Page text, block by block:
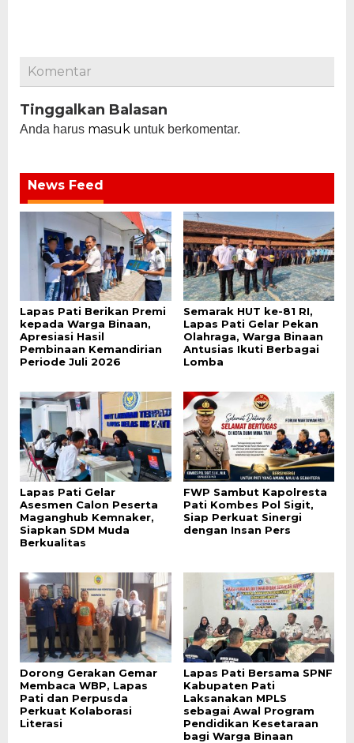
Komentar
Tinggalkan Balasan
Anda harus masuk untuk berkomentar.
News Feed
Lapas Pati Berikan Premi
kepada Warga Binaan,
Apresiasi Hasil
Pembinaan Kemandirian
Periode Juli 2026
Semarak HUT ke-81 RI,
Lapas Pati Gelar Pekan
Olahraga, Warga Binaan
Antusias Ikuti Berbagai
Lomba
Lapas Pati Gelar
Asesmen Calon Peserta
Maganghub Kemnaker,
Siapkan SDM Muda
Berkualitas
FWP Sambut Kapolresta
Pati Kombes Pol Sigit,
Siap Perkuat Sinergi
dengan Insan Pers
Dorong Gerakan Gemar
Membaca WBP, Lapas
Pati dan Perpusda
Perkuat Kolaborasi
Literasi
Lapas Pati Bersama SPNF
Kabupaten Pati
Laksanakan MPLS
sebagai Awal Program
Pendidikan Kesetaraan
bagi Warga Binaan